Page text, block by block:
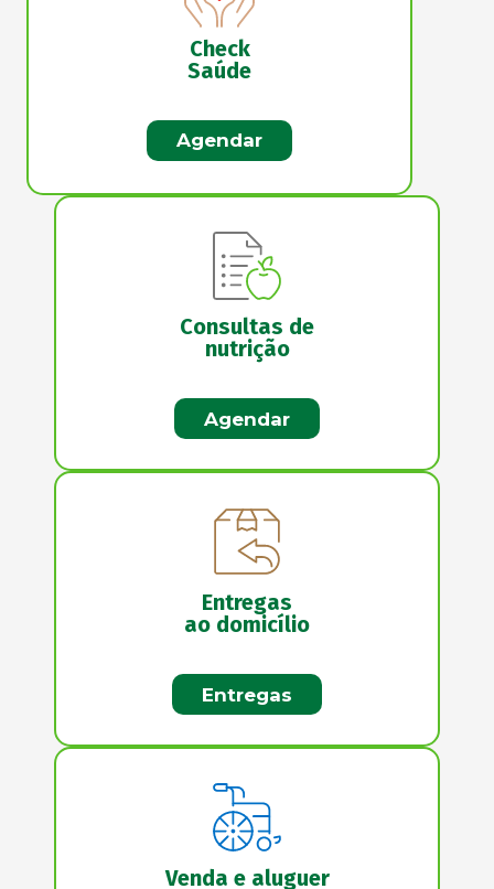
Check
Saúde
Agendar
Consultas de
nutrição
Agendar
Entregas
ao domicílio
Entregas
Venda e aluguer